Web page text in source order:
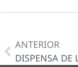
ANTERIOR